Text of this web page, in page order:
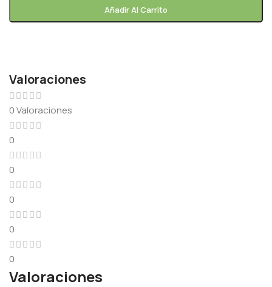
Añadir Al Carrito
Valoraciones
0 Valoraciones
0
0
0
0
0
Valoraciones